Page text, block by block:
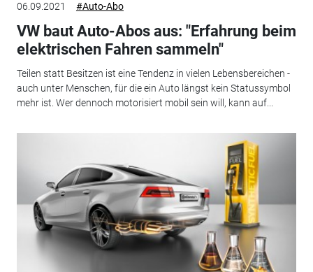
06.09.2021 #Auto-Abo
VW baut Auto-Abos aus: "Erfahrung beim
elektrischen Fahren sammeln"
Teilen statt Besitzen ist eine Tendenz in vielen Lebensbereichen -
auch unter Menschen, für die ein Auto längst kein Statussymbol
mehr ist. Wer dennoch motorisiert mobil sein will, kann auf...